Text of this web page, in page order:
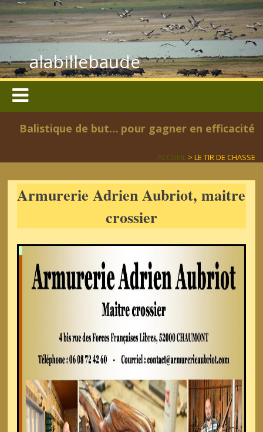
alabillebaude
Balistique de but… pour gagner en efficacité
ACCUEIL> LE TIR DE CHASSE
Armurerie Adrien Aubriot, maitre
crossier